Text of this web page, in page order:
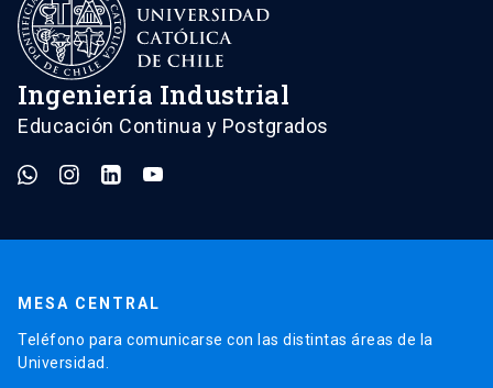
Ingeniería Industrial
Educación Continua y Postgrados
MESA CENTRAL
Teléfono para comunicarse con las distintas áreas de la
Universidad.